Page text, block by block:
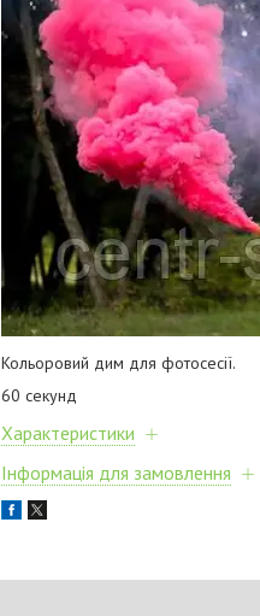
Кольоровий дим для фотосесії.
60 секунд
Характеристики
Інформація для замовлення